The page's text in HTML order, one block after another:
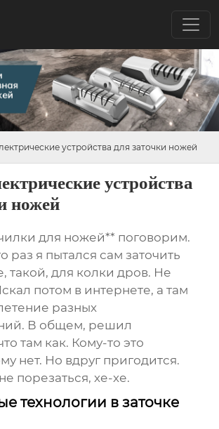
устройства для заточки ножей
устройства
ножей
для ножей** поговорим.
раз я пытался сам заточить
такой, для колки дров. Не
потом в интернете, а там
разных
В общем, решил
там как. Кому-то это
нет. Но вдруг пригодится.
порезаться, хе-хе.
технологии в заточке